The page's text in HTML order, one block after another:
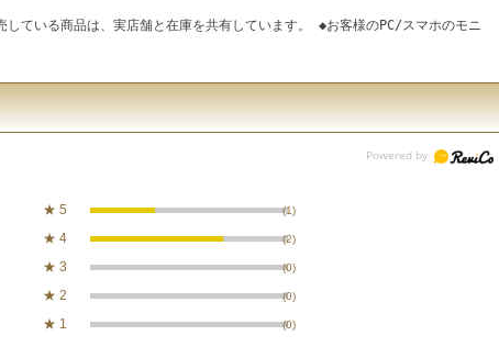
ている商品は、実店舗と在庫を共有しています。 ◆お客様のPC/スマホのモニ
★ 5 (1)
★ 4 (2)
★ 3 (0)
★ 2 (0)
★ 1 (0)